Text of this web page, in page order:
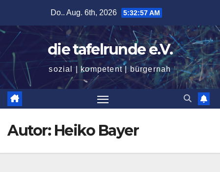
springen
Do.. Aug. 6th, 2026 5:32:58 AM
die tafelrunde e.V.
sozial | kompetent | bürgernah
Autor: Heiko Bayer